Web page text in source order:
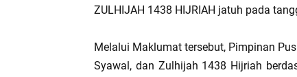
ZULHIJAH 1438 HIJRIAH jatuh pada
Melalui Maklumat tersebut, Pimpinan
Syawal, dan Zulhijah 1438 Hijriah